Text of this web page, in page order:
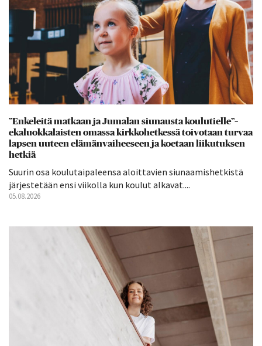
”Enkeleitä matkaan ja Jumalan siunausta koulutielle”–
ekaluokkalaisten omassa kirkkohetkessä toivotaan turvaa
lapsen uuteen elämänvaiheeseen ja koetaan liikutuksen
hetkiä
Suurin osa koulutaipaleensa aloittavien siunaamishetkistä
järjestetään ensi viikolla kun koulut alkavat....
05.08.2026